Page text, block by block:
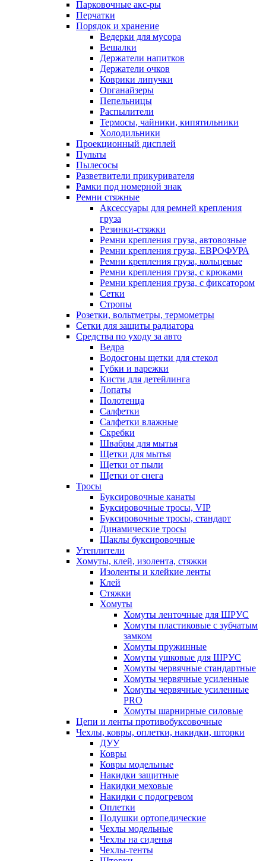
Парковочные акс-ры
Перчатки
Порядок и хранение
Ведерки для мусора
Вешалки
Держатели напитков
Держатели очков
Коврики липучки
Органайзеры
Пепельницы
Распылители
Термосы, чайники, кипятильники
Холодильники
Проекционный дисплей
Пульты
Пылесосы
Разветвители прикуривателя
Рамки под номерной знак
Ремни стяжные
Аксессуары для ремней крепления
груза
Резинки-стяжки
Ремни крепления груза, автовозные
Ремни крепления груза, ЕВРОФУРА
Ремни крепления груза, кольцевые
Ремни крепления груза, с крюками
Ремни крепления груза, с фиксатором
Сетки
Стропы
Розетки, вольтметры, термометры
Сетки для защиты радиатора
Средства по уходу за авто
Ведра
Водосгоны щетки для стекол
Губки и варежки
Кисти для детейлинга
Лопаты
Полотенца
Салфетки
Салфетки влажные
Скребки
Швабры для мытья
Щетки для мытья
Щетки от пыли
Щетки от снега
Тросы
Буксировочные канаты
Буксировочные тросы, VIP
Буксировочные тросы, стандарт
Динамические тросы
Шаклы буксировочные
Утеплители
Хомуты, клей, изолента, стяжки
Изоленты и клейкие ленты
Клей
Стяжки
Хомуты
Хомуты ленточные для ШРУС
Хомуты пластиковые с зубчатым
замком
Хомуты пружинные
Хомуты ушковые для ШРУС
Хомуты червячные стандартные
Хомуты червячные усиленные
Хомуты червячные усиленные
PRO
Хомуты шарнирные силовые
Цепи и ленты противобуксовочные
Чехлы, ковры, оплетки, накидки, шторки
ДУУ
Ковры
Ковры модельные
Накидки защитные
Накидки меховые
Накидки с подогревом
Оплетки
Подушки ортопедические
Чехлы модельные
Чехлы на сиденья
Чехлы-тенты